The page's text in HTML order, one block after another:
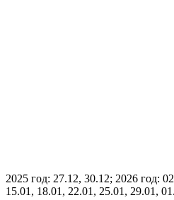
2025 год: 27.12, 30.12; 2026 год:
15.01, 18.01, 22.01, 25.01, 29.01,